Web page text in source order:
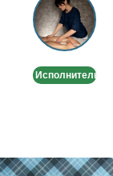
лица
и
тела
Исполнитель